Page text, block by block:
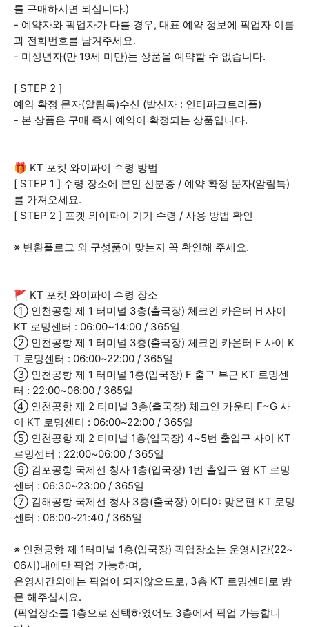
를 구매하시면 되십니다.)
- 예약자와 픽업자가 다를 경우, 대표 예약 정보에 픽업자 이름
과 전화번호를 남겨주세요.
- 미성년자(만 19세 미만)는 상품을 예약할 수 없습니다.
[ STEP 2 ]
예약 확정 문자(알림톡)수신 (발신자 : 인터파크트리플)
- 본 상품은 구매 즉시 예약이 확정되는 상품입니다.
🎁 KT 포켓 와이파이 수령 방법
[ STEP 1 ] 수령 장소에 본인 신분증 / 예약 확정 문자(알림톡)
를 가져오세요.
[ STEP 2 ] 포켓 와이파이 기기 수령 / 사용 방법 확인
※ 변환플로그 외 구성품이 맞는지 꼭 확인해 주세요.
🚩 KT 포켓 와이파이 수령 장소
① 인천공항 제 1 터미널 3층(출국장) 체크인 카운터 H 사이
KT 로밍센터 : 06:00~14:00 / 365일
② 인천공항 제 1 터미널 3층(출국장) 체크인 카운터 F 사이 K
T 로밍센터 : 06:00~22:00 / 365일
③ 인천공항 제 1 터미널 1층(입국장) F 출구 부근 KT 로밍센
터 : 22:00~06:00 / 365일
④ 인천공항 제 2 터미널 3층(출국장) 체크인 카운터 F~G 사
이 KT 로밍센터 : 06:00~22:00 / 365일
⑤ 인천공항 제 2 터미널 1층(입국장) 4~5번 출입구 사이 KT
로밍센터 : 22:00~06:00 / 365일
⑥ 김포공항 국제선 청사 1층(입국장) 1번 출입구 옆 KT 로밍
센터 : 06:30~23:00 / 365일
⑦ 김해공항 국제선 청사 3층(출국장) 이디야 맞은편 KT 로밍
센터 : 06:00~21:40 / 365일
※ 인천공항 제 1터미널 1층(입국장) 픽업장소는 운영시간(22~
06시)내에만 픽업 가능하며,
운영시간외에는 픽업이 되지않으므로, 3층 KT 로밍센터로 방
문 해주십시요.
(픽업장소를 1층으로 선택하였어도 3층에서 픽업 가능합니